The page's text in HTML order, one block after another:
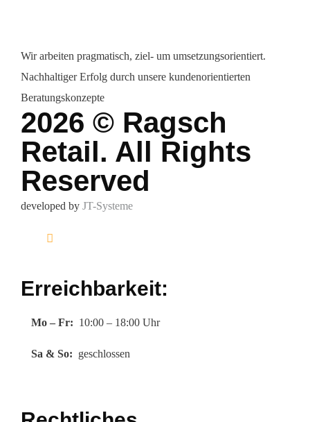
Wir arbeiten pragmatisch, ziel- um umsetzungsorientiert.
Nachhaltiger Erfolg durch unsere kundenorientierten
Beratungskonzepte
2026 © Ragsch
Retail. All Rights
Reserved
developed by JT-Systeme
Erreichbarkeit:
Mo – Fr: 10:00 – 18:00 Uhr
Sa & So: geschlossen